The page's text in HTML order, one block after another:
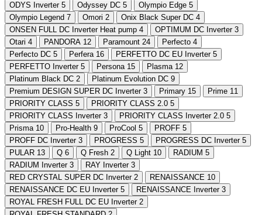
ODYS Inverter 5 Odyssey DC 5 Olympio Edge 5
Olympio Legend 7 Omori 2 Onix Black Super DC 4
ONSEN FULL DC Inverter Heat pump 4 OPTIMUM DC Inverter 3
Otari 4 PANDORA 12 Paramount 24 Perfecto 4
Perfecto DC 5 Perfera 16 PERFETTO DC EU Inverter 5
PERFETTO Inverter 5 Persona 15 Plasma 12
Platinum Black DC 2 Platinum Evolution DC 9
Premium DESIGN SUPER DC Inverter 3 Primary 15 Prime 11
PRIORITY CLASS 5 PRIORITY CLASS 2.0 5
PRIORITY CLASS Inverter 3 PRIORITY CLASS Inverter 2.0 5
Prisma 10 Pro-Health 9 ProCool 5 PROFF 5
PROFF DC Inverter 3 PROGRESS 5 PROGRESS DC Inverter 5
PULAR 13 Q 6 Q Fresh 2 Q Light 10 RADIUM 5
RADIUM Inverter 3 RAY Inverter 3
RED CRYSTAL SUPER DC Inverter 2 RENAISSANCE 10
RENAISSANCE DC EU Inverter 5 RENAISSANCE Inverter 3
ROYAL FRESH FULL DC EU Inverter 2